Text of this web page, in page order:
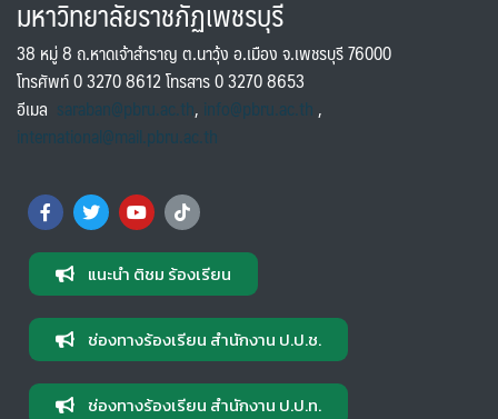
มหาวิทยาลัยราชภัฏเพชรบุรี
38 หมู่ 8 ถ.หาดเจ้าสำราญ ต.นาวุ้ง อ.เมือง จ.เพชรบุรี 76000
โทรศัพท์ 0 3270 8612 โทรสาร 0 3270 8653
อีเมล saraban@pbru.ac.th, info@pbru.ac.th,
international@mail.pbru.ac.th
แนะนำ ติชม ร้องเรียน
ช่องทางร้องเรียน สำนักงาน ป.ป.ช.
ช่องทางร้องเรียน สำนักงาน ป.ป.ท.